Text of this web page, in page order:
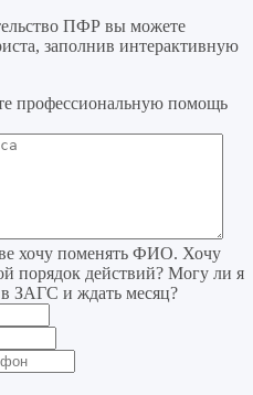
ПФР вы можете
заполнив интерактивную
профессиональную помощь
хочу поменять ФИО. Хочу
порядок действий? Могу ли я
ЗАГС и ждать месяц?